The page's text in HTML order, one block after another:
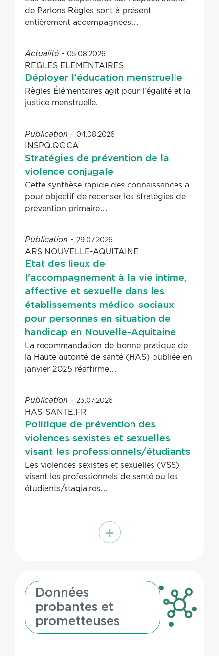
de Parlons Règles sont à présent
entièrement accompagnées…
Actualité - 05.08.2026
REGLES ELEMENTAIRES
Déployer l'éducation menstruelle
Règles Élémentaires agit pour l’égalité et la
justice menstruelle.
Publication - 04.08.2026
INSPQ.QC.CA
Stratégies de prévention de la
violence conjugale
Cette synthèse rapide des connaissances a
pour objectif de recenser les stratégies de
prévention primaire…
Publication - 29.07.2026
ARS NOUVELLE-AQUITAINE
Etat des lieux de
l'accompagnement à la vie intime,
affective et sexuelle dans les
établissements médico-sociaux
pour personnes en situation de
handicap en Nouvelle-Aquitaine
La recommandation de bonne pratique de
la Haute autorité de santé (HAS) publiée en
janvier 2025 réaffirme…
Publication - 23.07.2026
HAS-SANTE.FR
Politique de prévention des
violences sexistes et sexuelles
visant les professionnels/étudiants
Les violences sexistes et sexuelles (VSS)
visant les professionnels de santé ou les
étudiants/stagiaires…
En
savoir
Données
probantes et
prometteuses